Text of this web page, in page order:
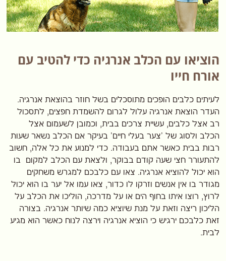
הוציאו עם הכלב אנרגיה כדי להטיב עם
אורח חייו
לעיתים כלבים הופכים מתוסכלים בשל חוזר בהוצאת אנרגיה.
העדר הוצאת אנרגיה עלול לגרום להשמדת חפצים, לתסכול
רב אצל כלבים,עשיית צרכים בבית, וכמובן לשעמום אצל
הכלב ולסוג של 'צער בעלי חיים' בעיקר אם הכלב נשאר שעות
רבות בבית כאשר אתם בעבודה. כדי למנוע את כל אלה, חשוב
להתעורר חצי שעה קודם בבוקר, ולצאת עם הכלב למקום בו
הוא יכול להוציא אנרגיה. צאו עם כלבכם למגרש משחקים
מגודר בו אין אנשים וזרקו לו כדור, צאו עמו אל יער בו הוא יכול
לרוץ, רוצו איתו בחוף הים או על מדרכה, הוליכו את הכלב על
הליכון ריצה וזאת על מנת שיוציא כמה שיותר אנרגיה. בצורה
זאת כלבכם ירגיש כי הוציא אנרגיה וירצה לנוח כאשר הוא מגיע
לבית.